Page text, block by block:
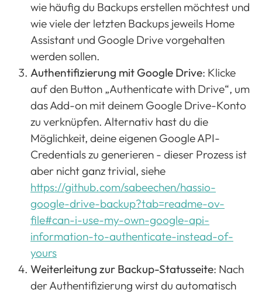
wie häufig du Backups erstellen möchtest und
wie viele der letzten Backups jeweils Home
Assistant und Google Drive vorgehalten
werden sollen.
Authentifizierung mit Google Drive: Klicke
auf den Button „Authenticate with Drive“, um
das Add-on mit deinem Google Drive-Konto
zu verknüpfen. Alternativ hast du die
Möglichkeit, deine eigenen Google API-
Credentials zu generieren - dieser Prozess ist
aber nicht ganz trivial, siehe
https://github.com/sabeechen/hassio-
google-drive-backup?tab=readme-ov-
file#can-i-use-my-own-google-api-
information-to-authenticate-instead-of-
yours
Weiterleitung zur Backup-Statusseite: Nach
der Authentifizierung wirst du automatisch